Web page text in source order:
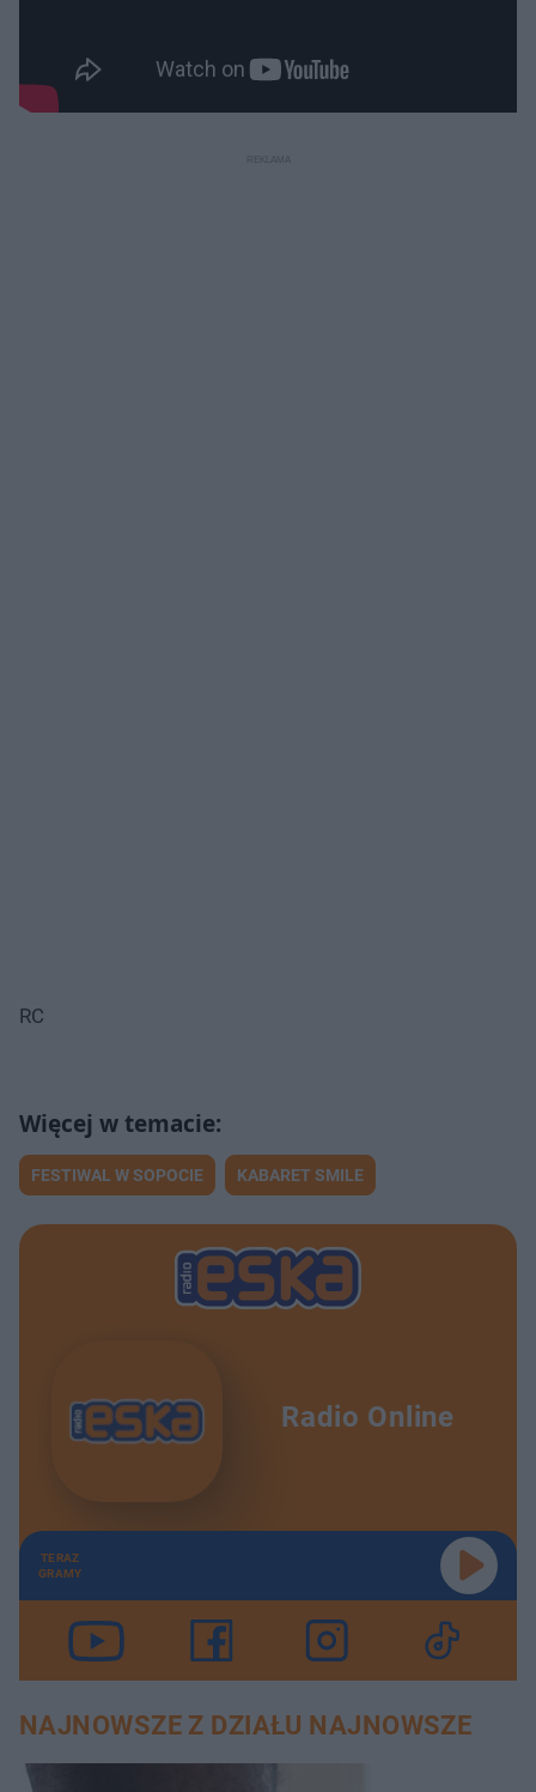
RC
FESTIWAL W SOPOCIE KABARET SMILE
Radio Online
TERAZ
GRAMY
NAJNOWSZE Z DZIAŁU NAJNOWSZE